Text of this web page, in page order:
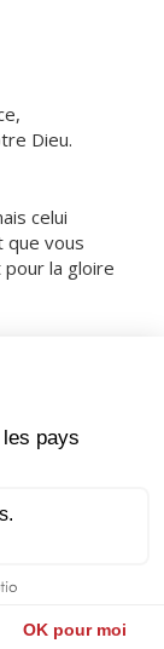
Dieu.
celui
que vous
la gloire
de paix
une